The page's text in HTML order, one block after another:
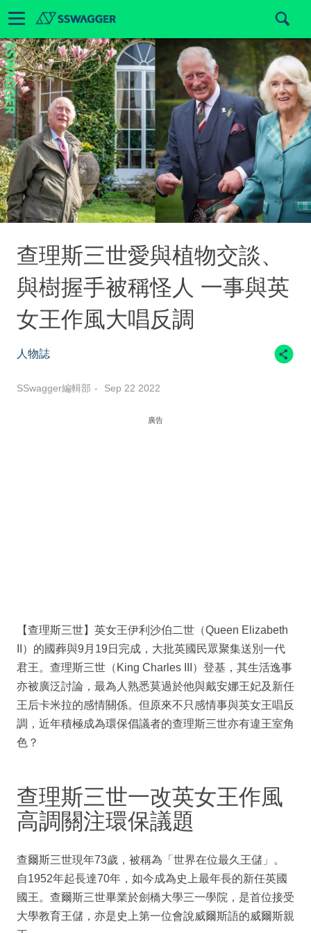
查理斯三世愛與植物交談、
與樹握手被稱怪人 一事與英
女王作風大唱反調
人物誌
SSwagger編輯部 Sep 22 2022
廣告
【查理斯三世】英女王伊利沙伯二世（Queen Elizabeth
II）的國葬與9月19日完成，大批英國民眾聚集送別一代
君王。查理斯三世（King Charles III）登基，其生活逸事
亦被廣泛討論，最為人熟悉莫過於他與戴安娜王妃及新任
王后卡米拉的感情關係。但原來不只感情事與英女王唱反
調，近年積極成為環保倡議者的查理斯三世亦有違王室角
色？
查理斯三世一改英女王作風
高調關注環保議題
查爾斯三世現年73歲，被稱為「世界在位最久王儲」。
自1952年起長達70年，如今成為史上最年長的新任英國
國王。查爾斯三世畢業於劍橋大學三一學院，是首位接受
大學教育王儲，亦是史上第一位會說威爾斯語的威爾斯親